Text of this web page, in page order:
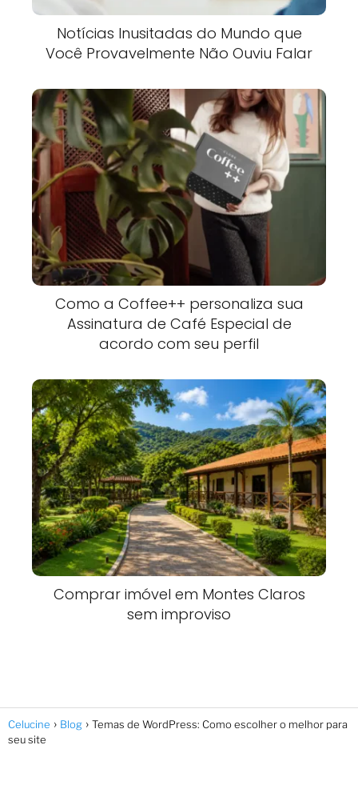
Notícias Inusitadas do Mundo que
Você Provavelmente Não Ouviu Falar
Como a Coffee++ personaliza sua
Assinatura de Café Especial de
acordo com seu perfil
Comprar imóvel em Montes Claros
sem improviso
Celucine Blog
Temas de WordPress: Como escolher o melhor para
seu site